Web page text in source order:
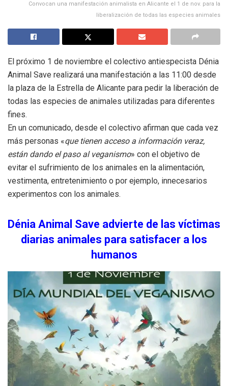
Convocan una manifestación animalista en Alicante el 1 de nov. para la
liberalización de todas las especies animales
El próximo 1 de noviembre el colectivo antiespecista Dénia
Animal Save realizará una manifestación a las 11:00 desde
la plaza de la Estrella de Alicante para pedir la liberación de
todas las especies de animales utilizadas para diferentes
fines.
En un comunicado, desde el colectivo afirman que cada vez
más personas «que tienen acceso a información veraz,
están dando el paso al veganismo» con el objetivo de
evitar el sufrimiento de los animales en la alimentación,
vestimenta, entretenimiento o por ejemplo, innecesarios
experimentos con los animales.
Dénia Animal Save advierte de las víctimas
diarias animales para satisfacer a los
humanos